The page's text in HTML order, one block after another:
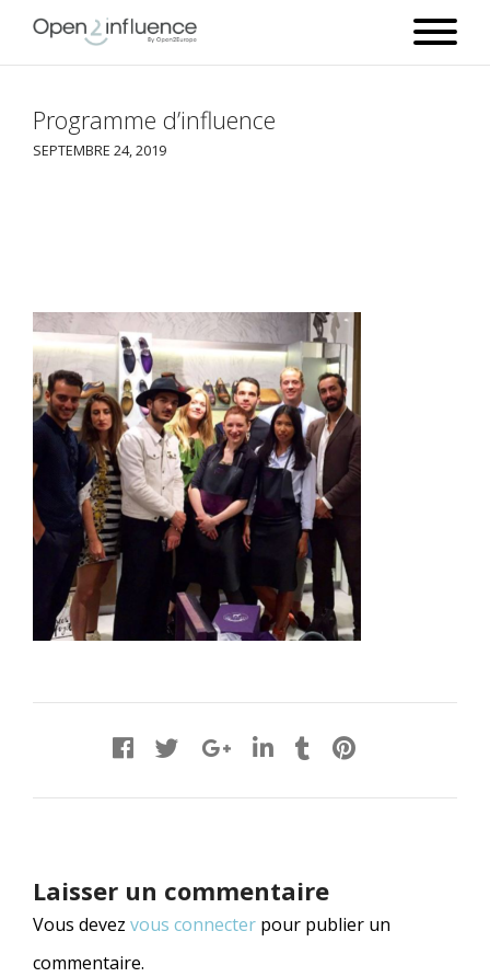
Programme d’influence
SEPTEMBRE 24, 2019
Laisser un commentaire
Vous devez vous connecter pour publier un
commentaire.